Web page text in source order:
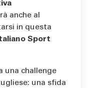
anche al
in questa
Sport
una challenge
una sfida